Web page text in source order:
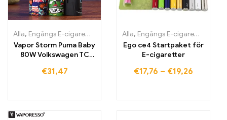
Alla, Engångs E-cigaretter Engångs-e-cigaretter Litauen,
Vapor Storm Puma Baby
80W Volkswagen TC
Effekt E-cigaretter
€31,47
Alla, Engångs E-cigaretter
Ego ce4 Startpaket för
E-cigaretter
€17,76 – €19,26